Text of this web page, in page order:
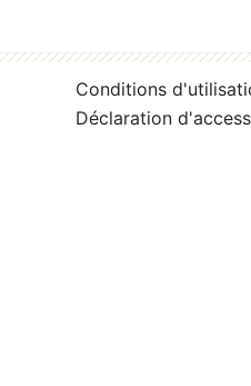
Conditions
Déclaration